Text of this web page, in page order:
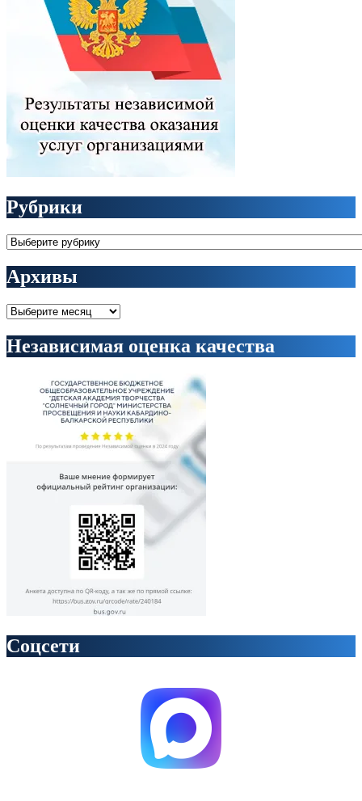
Рубрики
Рубрики
Архивы
Архивы
Независимая оценка качества
Соцсети